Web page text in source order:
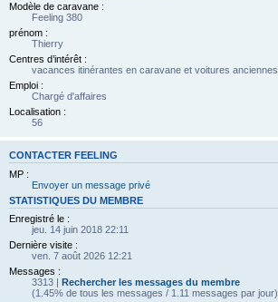
Modèle de caravane :
Feeling 380
prénom :
Thierry
Centres d’intérêt :
vacances itinérantes en caravane et voitures anciennes
Emploi :
Chargé d'affaires
Localisation :
56
CONTACTER FEELING
MP :
Envoyer un message privé
STATISTIQUES DU MEMBRE
Enregistré le :
jeu. 14 juin 2018 22:11
Dernière visite :
ven. 7 août 2026 12:21
Messages :
3313 | Rechercher les messages du membre
(1.45% de tous les messages / 1.11 messages par jour)